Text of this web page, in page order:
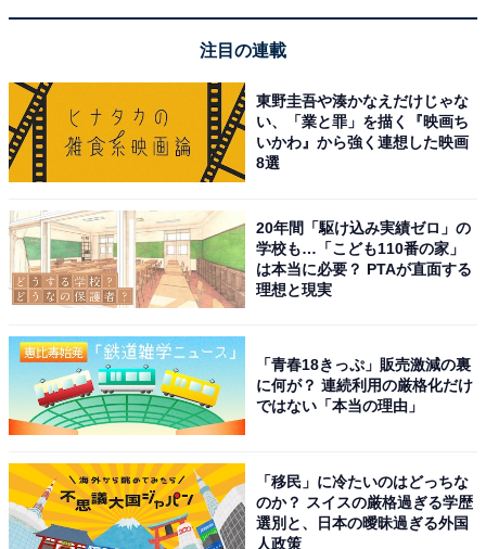
1 2
注目の連載
東野圭吾や湊かなえだけじゃな
い、「業と罪」を描く『映画ち
いかわ』から強く連想した映画
8選
20年間「駆け込み実績ゼロ」の
学校も…「こども110番の家」
は本当に必要？ PTAが直面する
理想と現実
「青春18きっぷ」販売激減の裏
に何が？ 連続利用の厳格化だけ
ではない「本当の理由」
「移民」に冷たいのはどっちな
のか？ スイスの厳格過ぎる学歴
選別と、日本の曖昧過ぎる外国
人政策